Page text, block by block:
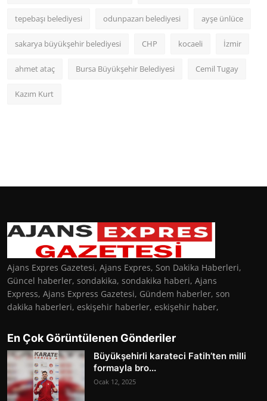
tepebaşı belediyesi odunpazarı belediyesi ayşe ünlüce
sakarya büyükşehir belediyesi CHP kocaeli İzmir
ahmet ataç Bursa Büyükşehir Belediyesi Cemil Tugay
Kazım Kurt
Ajans Expres Gazetesi, Ajans Expres, Son Dakika Haberleri,
Güncel haberler, sondakika, sondakika haberi, Ajans
Express, Ajans Express Gazetesi, Gündem haberler, son
dakika haberleri, eskişehir haberler, eskişehir haber,
En Çok Görüntülenen Gönderiler
Büyükşehirli karateci Fatih’ten milli
formayla bro...
Ocak 12, 2025